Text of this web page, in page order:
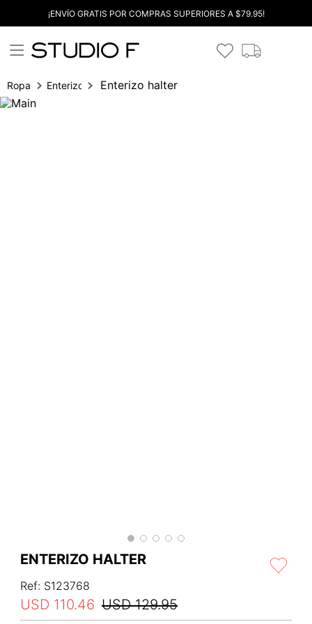
¡ENVÍO GRATIS POR COMPRAS SUPERIORES A $79.95!
Ropa Enterizos Enterizo halter
ENTERIZO HALTER
Ref: S123768
USD 129.95
USD 110.46